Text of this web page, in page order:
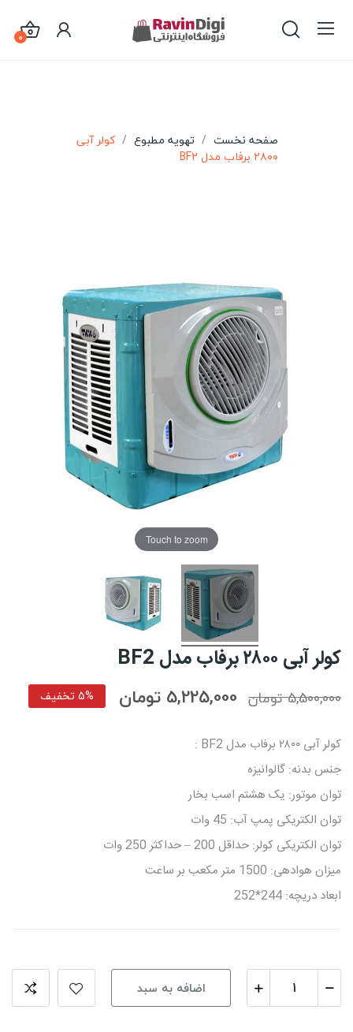
0
صفحه نخست تهویه مطبوع
کولر آبی
۲۸۰۰ برفاب مدل BF2
Touch to zoom
کولر آبی ۲۸۰۰ برفاب مدل BF2
5,500,000 تومان 5,225,000 تومان 5% تخفیف
کولر آبی ۲۸۰۰ برفاب مدل BF2 :
جنس بدنه: گالوانیزه
توان موتور: یک هشتم اسب بخار
توان الکتریکی پمپ آب: 45 وات
توان الکتریکی کولر: حداقل 200 – حداکثر 250 وات
میزان هوادهی: 1500 متر مکعب بر ساعت
ابعاد دریچه: 244*252
اضافه به سبد